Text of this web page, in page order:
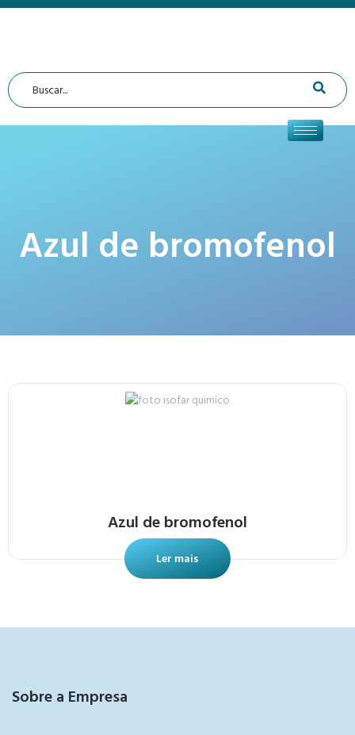
Azul de bromofenol
Azul de bromofenol
Ler mais
Sobre a Empresa